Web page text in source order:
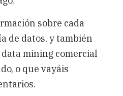
sobre cada
de datos, y también
mining comercial
o que vayáis